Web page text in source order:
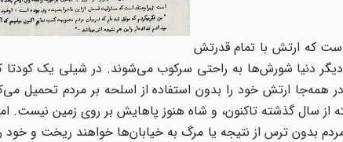
که ارتش با تمام قدرتش
دنیا شورش‌ها به راحتی سرکوب می‌شوند. در شیلی یک کودتا
ارتش خود را بدون استفاده از اسلحه بر مردم تحمیل
سال گذشته تاکنون، و شاه هنوز پاهایش بر روی زمین نیست.
بدون ترس از نتیجه یا مرگ به خیابان‌ها خواهند ریخت و خود